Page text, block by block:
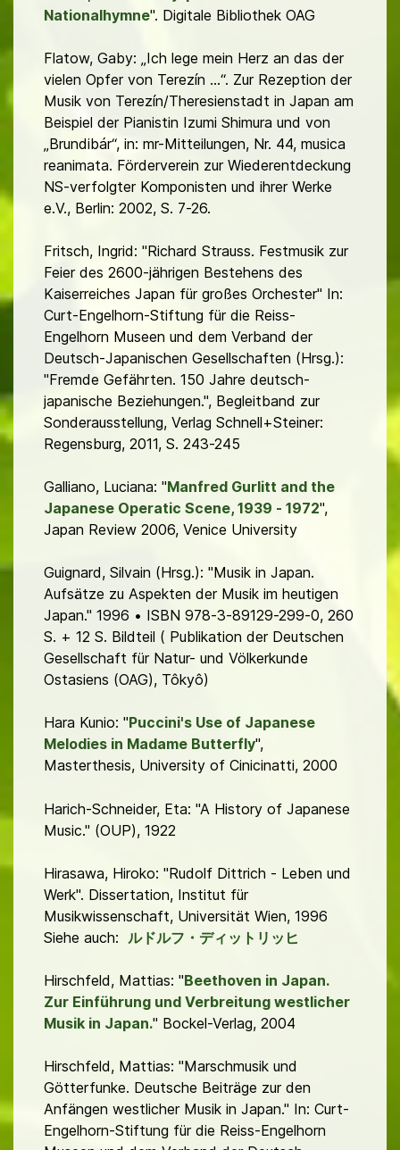
Nationalhymne". Digitale Bibliothek OAG
Flatow, Gaby: „Ich lege mein Herz an das der
vielen Opfer von Terezín …“. Zur Rezeption der
Musik von Terezín/Theresienstadt in Japan am
Beispiel der Pianistin Izumi Shimura und von
„Brundibár“, in: mr-Mitteilungen, Nr. 44, musica
reanimata. Förderverein zur Wiederentdeckung
NS-verfolgter Komponisten und ihrer Werke
e.V., Berlin: 2002, S. 7-26.
Fritsch, Ingrid: "Richard Strauss. Festmusik zur
Feier des 2600-jährigen Bestehens des
Kaiserreiches Japan für großes Orchester" In:
Curt-Engelhorn-Stiftung für die Reiss-
Engelhorn Museen und dem Verband der
Deutsch-Japanischen Gesellschaften (Hrsg.):
"Fremde Gefährten. 150 Jahre deutsch-
japanische Beziehungen.", Begleitband zur
Sonderausstellung, Verlag Schnell+Steiner:
Regensburg, 2011, S. 243-245
Galliano, Luciana: "Manfred Gurlitt and the
Japanese Operatic Scene, 1939 - 1972",
Japan Review 2006, Venice University
Guignard, Silvain (Hrsg.): "Musik in Japan.
Aufsätze zu Aspekten der Musik im heutigen
Japan." 1996 • ISBN 978-3-89129-299-0, 260
S. + 12 S. Bildteil ( Publikation der Deutschen
Gesellschaft für Natur- und Völkerkunde
Ostasiens (OAG), Tôkyô)
Hara Kunio: "Puccini's Use of Japanese
Melodies in Madame Butterfly",
Masterthesis, University of Cinicinatti, 2000
Harich-Schneider, Eta: "A History of Japanese
Music." (OUP), 1922
Hirasawa, Hiroko: "Rudolf Dittrich - Leben und
Werk". Dissertation, Institut für
Musikwissenschaft, Universität Wien, 1996
Siehe auch: ルドルフ・ディットリッヒ
Hirschfeld, Mattias: "Beethoven in Japan.
Zur Einführung und Verbreitung westlicher
Musik in Japan." Bockel-Verlag, 2004
Hirschfeld, Mattias: "Marschmusik und
Götterfunke. Deutsche Beiträge zur den
Anfängen westlicher Musik in Japan." In: Curt-
Engelhorn-Stiftung für die Reiss-Engelhorn